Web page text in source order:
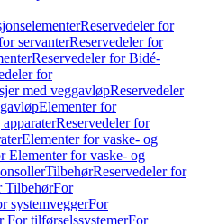
Reservedeler for
servanterReservedeler for
Reservedeler for Bidé-
for
med veggavløpReservedeler
Elementer for
Reservedeler for
Elementer for vaske- og
Elementer for vaske- og
TilbehørReservedeler for
TilbehørFor
systemveggerFor
For tilførselssystemerFor